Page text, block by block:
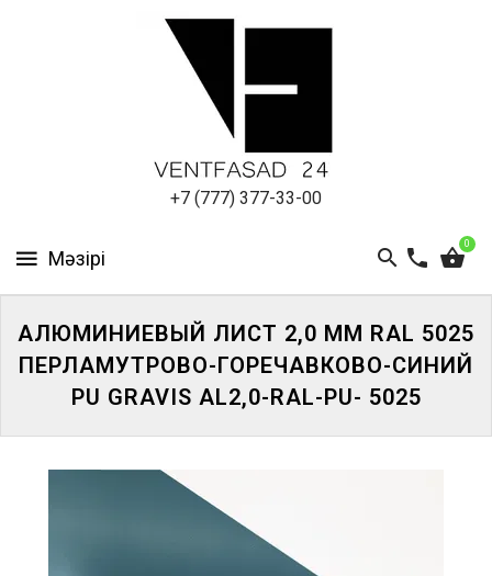
+7 (777) 377-33-00
0
ПАНЕЛИ
АЛЮМИНИЕВЫЙ ЛИСТ 2,0 ММ RAL 5025
ПЕРЛАМУТРОВО-ГОРЕЧАВКОВО-СИНИЙ
PU GRAVIS AL2,0-RAL-PU- 5025